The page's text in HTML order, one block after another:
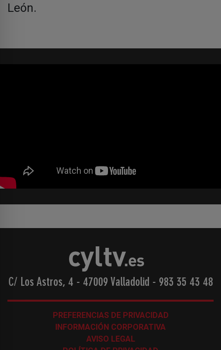
León.
C/ Los Astros, 4 - 47009 Valladolid - 983 35 43 48
PREFERENCIAS DE PRIVACIDAD
INFORMACIÓN CORPORATIVA
AVISO LEGAL